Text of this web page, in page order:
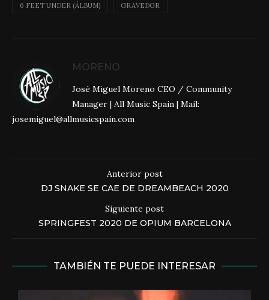
6 FEET UNDER (ÁLBUM) GRAVEDGR
MORENO
José Miguel Moreno CEO / Community
Manager | All Music Spain | Mail:
josemiguel@allmusicspain.com
Anterior post
DJ SNAKE SE CAE DE DREAMBEACH 2020
Siguiente post
SPRINGFEST 2020 DE OPIUM BARCELONA
TAMBIÉN TE PUEDE INTERESAR